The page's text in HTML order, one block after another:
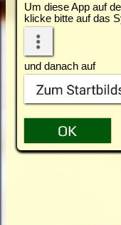
Um diese App auf
klicke bitte auf das
und danach auf